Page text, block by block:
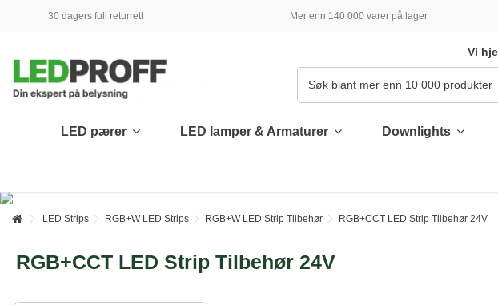
30 dagers full returrett Mer enn 140 000 varer på lager
Vi
LED pærer LED lamper & Armaturer Downlights
LED Strips RGB+W LED Strips RGB+W LED Strip Tilbehør RGB+CCT LED Strip Tilbehør 24V
RGB+CCT LED Strip Tilbehør 24V